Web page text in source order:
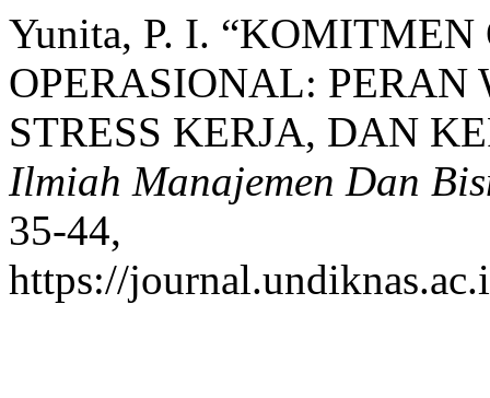
Yunita, P. I.
OPERASIONAL:
STRESS KERJA, DAN
Ilmiah Manajemen Dan
35-44,
https://